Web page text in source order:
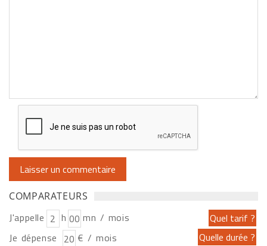
COMPARATEURS
J'appelle h
mn / mois
Je dépense
€ / mois